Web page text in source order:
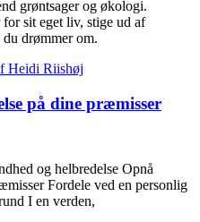
grøntsager og økologi.
for sit eget liv, stige ud af
drømmer om.
på dine præmisser
og helbredelse Opnå
Fordele ved en personlig
I en verden,